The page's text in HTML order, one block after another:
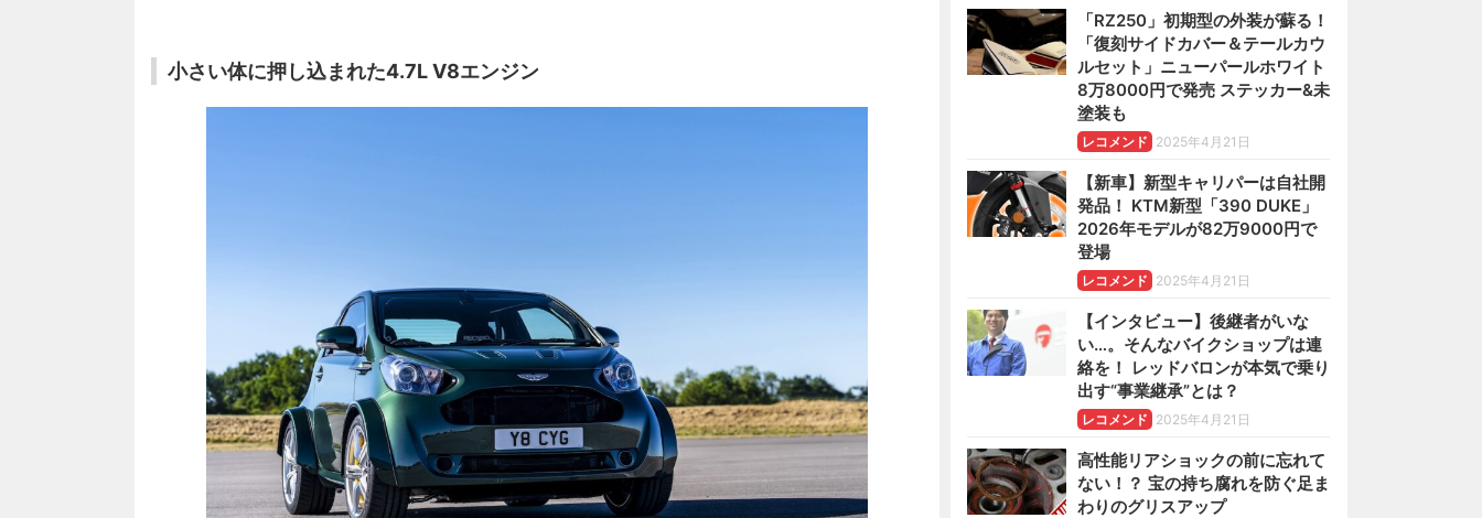
小さい体に押し込まれた4.7L V8エンジン
「RZ250」初期型の外装が蘇る！
「復刻サイドカバー＆テールカウ
ルセット」ニューパールホワイト
8万8000円で発売 ステッカー&未
塗装も
レコメンド 2025年4月21日
【新車】新型キャリパーは自社開
発品！ KTM新型「390 DUKE」
2026年モデルが82万9000円で
登場
レコメンド 2025年4月21日
【インタビュー】後継者がいな
い…。そんなバイクショップは連
絡を！ レッドバロンが本気で乗り
出す“事業継承”とは？
レコメンド 2025年4月21日
高性能リアショックの前に忘れて
ない！？ 宝の持ち腐れを防ぐ足ま
わりのグリスアップ